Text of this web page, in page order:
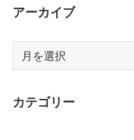
アーカイブ
イ
カテゴリー